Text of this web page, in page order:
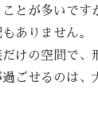
とが多いです
ありません。
けの空間で、
ごせるのは、